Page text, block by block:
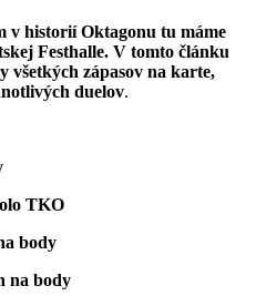
v historií Oktagonu tu máme
Festhalle. V tomto článku
všetkých zápasov na karte,
duelov.
TKO
body
na body